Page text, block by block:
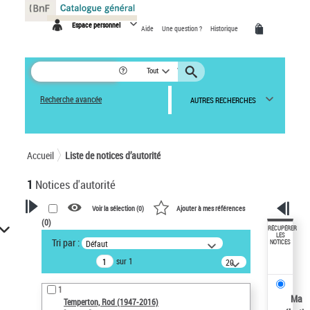
Espace personnel Aide Une question ? Historique
Tout
Recherche avancée AUTRES RECHERCHES
Accueil Liste de notices d’autorité
1 Notices d'autorité
VOTRE RECHERCHE
Recherche avancée dans les
notices d’autorité
Œuvres liées à l'auteur :
Temperton, Rod (1947-2016)
Voir la sélection (0) Ajouter à mes références
(0)
Tri par : Défaut
sur 1
20
résultats/page
1
Temperton, Rod (1947-2016)
RÉCUPÉRER
LES
NOTICES
Ma
Panneau de gestion des cookies